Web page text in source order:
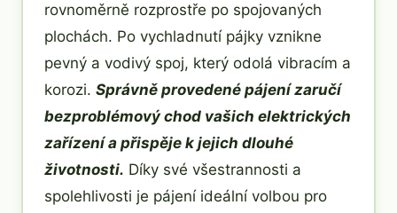
rovnoměrně rozprostře po spojovaných
plochách. Po vychladnutí pájky vznikne
pevný a vodivý spoj, který odolá vibracím a
korozi. Správně provedené pájení zaručí
bezproblémový chod vašich elektrických
zařízení a přispěje k jejich dlouhé
životnosti. Díky své všestrannosti a
spolehlivosti je pájení ideální volbou pro